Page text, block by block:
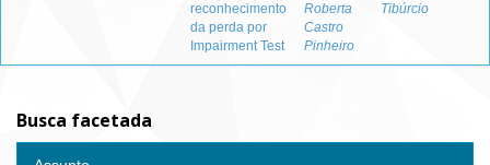
reconhecimento
da perda por
Impairment Test
Roberta
Castro
Pinheiro
Tibúrcio
Busca facetada